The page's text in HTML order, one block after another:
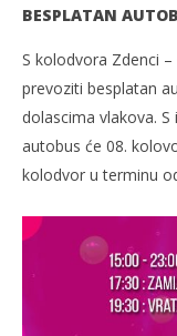
BESPLATAN
S kolodvora Zdenci
prevoziti besplatan
dolascima vlakova.
autobus će 08.
kolodvor u terminu